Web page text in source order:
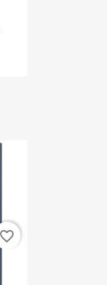
favorite_border